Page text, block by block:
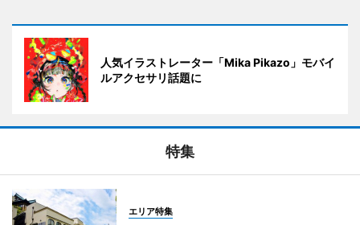
人気イラストレーター「Mika Pikazo」モバイ
ルアクセサリ話題に
特集
エリア特集